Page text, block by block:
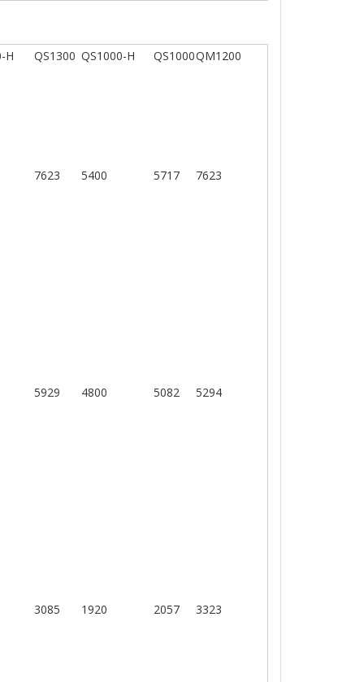
H QS1300 QS1000-H QS1000QM1200
7623 5400 5717 7623
5929 4800 5082 5294
3085 1920 2057 3323